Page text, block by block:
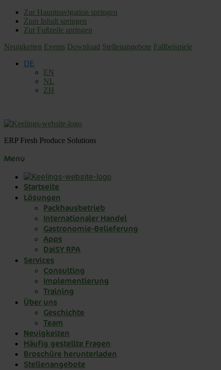
Zur Hauptnavigation springen
Zum Inhalt springen
Zur Fußzeile springen
Neuigkeiten Events Download Stellenangebote Fallbeispiele
DE
EN
NL
ZH
ERP Fresh Produce Solutions
Menu
Startseite
Lösungen
Packhausbetrieb
Internationaler Handel
Gastronomie-Belieferung
Apps
DaiSY RPA
Services
Consulting
Implementierung
Training
Über uns
Geschichte
Team
Neuigkeiten
Häufig gestellte Fragen
Broschüre herunterladen
Stellenangebote